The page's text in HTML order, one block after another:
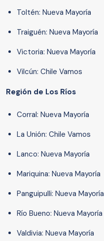
Toltén: Nueva Mayoría
Traiguén: Nueva Mayoría
Victoria: Nueva Mayoría
Vilcún: Chile Vamos
Región de Los Ríos
Corral: Nueva Mayoría
La Unión: Chile Vamos
Lanco: Nueva Mayoría
Mariquina: Nueva Mayoría
Panguipulli: Nueva Mayoría
Río Bueno: Nueva Mayoría
Valdivia: Nueva Mayoría